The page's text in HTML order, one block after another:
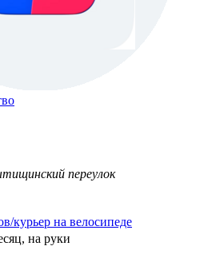
переулок
курьер на велосипеде
на руки